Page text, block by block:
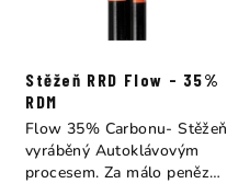
Stěžeň RRD Flow - 35%
RDM
Flow 35% Carbonu- Stěžeň
vyráběný Autoklávovým
procesem. Za málo peněz